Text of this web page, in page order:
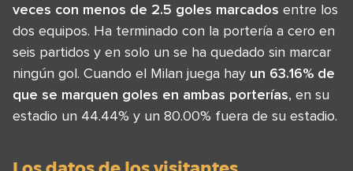
veces con menos de 2.5 goles marcados entre los
dos equipos. Ha terminado con la portería a cero en
seis partidos y en solo un se ha quedado sin marcar
ningún gol. Cuando el Milan juega hay un 63.16% de
que se marquen goles en ambas porterías, en su
estadio un 44.44% y un 80.00% fuera de su estadio.